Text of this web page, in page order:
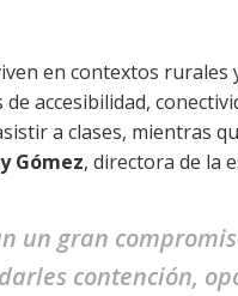
en contextos rurales
accesibilidad,
a clases, mientras
Gómez, directora de la
un gran
contención,